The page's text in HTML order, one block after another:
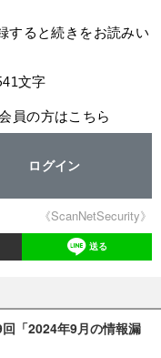
すると続きをお読みい
文字
員の方はこちら
ログイン
《ScanNetSecurity》
送る
「2024年9月の情報漏